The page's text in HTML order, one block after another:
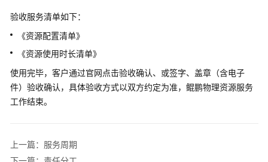
产
品
介
绍
产
验收服务清单如下：
《资源配置清单》
《资源使用时长清单》
使用完毕，客户通过官网点击验收确认、或签字、盖章（含电子
件）验收确认，具体验收方式以双方约定为准，鲲鹏物理资源服务
工作结束。
上一篇：服务周期